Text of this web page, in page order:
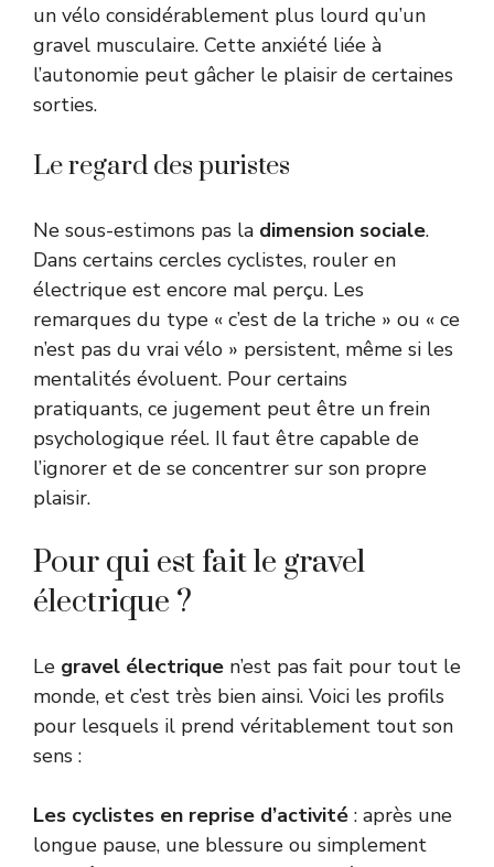
un vélo considérablement plus lourd qu’un
gravel musculaire. Cette anxiété liée à
l’autonomie peut gâcher le plaisir de certaines
sorties.
Le regard des puristes
Ne sous-estimons pas la dimension sociale.
Dans certains cercles cyclistes, rouler en
électrique est encore mal perçu. Les
remarques du type « c’est de la triche » ou « ce
n’est pas du vrai vélo » persistent, même si les
mentalités évoluent. Pour certains
pratiquants, ce jugement peut être un frein
psychologique réel. Il faut être capable de
l’ignorer et de se concentrer sur son propre
plaisir.
Pour qui est fait le gravel
électrique ?
Le gravel électrique n’est pas fait pour tout le
monde, et c’est très bien ainsi. Voici les profils
pour lesquels il prend véritablement tout son
sens :
Les cyclistes en reprise d’activité : après une
longue pause, une blessure ou simplement